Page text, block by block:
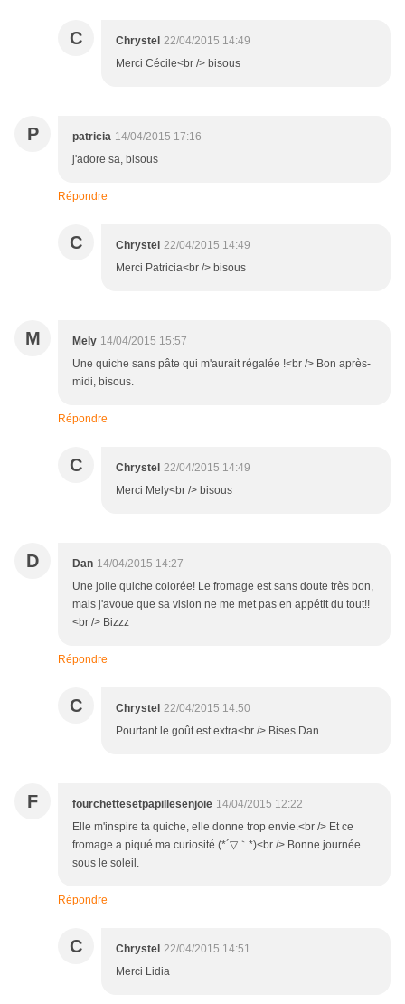
C Chrystel 22/04/2015 14:49
Merci Cécile<br /> bisous
P patricia 14/04/2015 17:16
j'adore sa, bisous
Répondre
C Chrystel 22/04/2015 14:49
Merci Patricia<br /> bisous
M Mely 14/04/2015 15:57
Une quiche sans pâte qui m'aurait régalée !<br /> Bon après-
midi, bisous.
Répondre
C Chrystel 22/04/2015 14:49
Merci Mely<br /> bisous
D Dan 14/04/2015 14:27
Une jolie quiche colorée! Le fromage est sans doute très bon,
mais j'avoue que sa vision ne me met pas en appétit du tout!!
<br /> Bizzz
Répondre
C Chrystel 22/04/2015 14:50
Pourtant le goût est extra<br /> Bises Dan
F fourchettesetpapillesenjoie 14/04/2015 12:22
Elle m'inspire ta quiche, elle donne trop envie.<br /> Et ce
fromage a piqué ma curiosité (*´▽｀*)<br /> Bonne journée
sous le soleil.
Répondre
C Chrystel 22/04/2015 14:51
Merci Lidia